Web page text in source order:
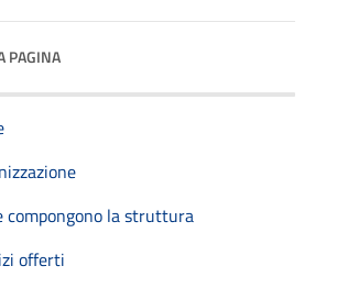
PAGINA
compongono la struttura
offerti